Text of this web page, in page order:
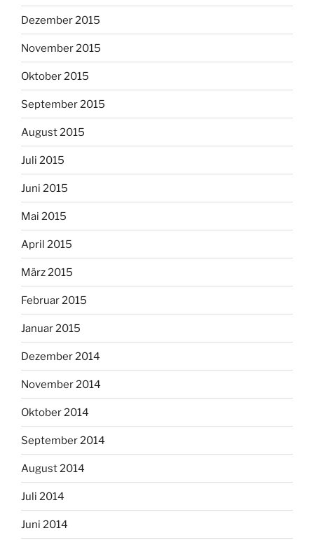
Dezember 2015
November 2015
Oktober 2015
September 2015
August 2015
Juli 2015
Juni 2015
Mai 2015
April 2015
März 2015
Februar 2015
Januar 2015
Dezember 2014
November 2014
Oktober 2014
September 2014
August 2014
Juli 2014
Juni 2014